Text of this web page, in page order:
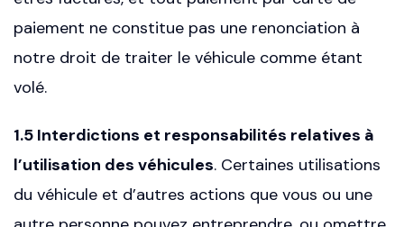
paiement ne constitue pas une renonciation à
notre droit de traiter le véhicule comme étant
volé.
1.5 Interdictions et responsabilités relatives à
l’utilisation des véhicules. Certaines utilisations
du véhicule et d’autres actions que vous ou une